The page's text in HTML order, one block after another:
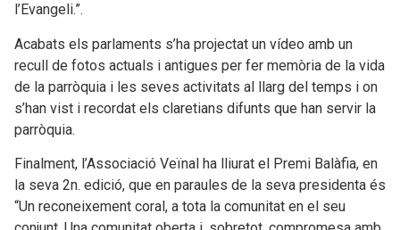
l’Evangeli.”.
Acabats els parlaments s’ha projectat un vídeo amb un
recull de fotos actuals i antigues per fer memòria de la vida
de la parròquia i les seves activitats al llarg del temps i on
s’han vist i recordat els claretians difunts que han servir la
parròquia.
Finalment, l’Associació Veïnal ha lliurat el Premi Balàfia, en
la seva 2n. edició, que en paraules de la seva presidenta és
“Un reconeixement coral, a tota la comunitat en el seu